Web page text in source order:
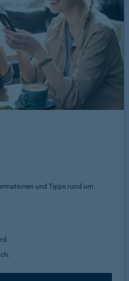
und Tipps rund um